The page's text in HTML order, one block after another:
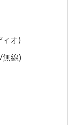
オ)
線)